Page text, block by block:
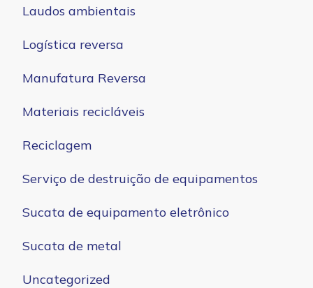
Laudos ambientais
Logística reversa
Manufatura Reversa
Materiais recicláveis
Reciclagem
Serviço de destruição de equipamentos
Sucata de equipamento eletrônico
Sucata de metal
Uncategorized